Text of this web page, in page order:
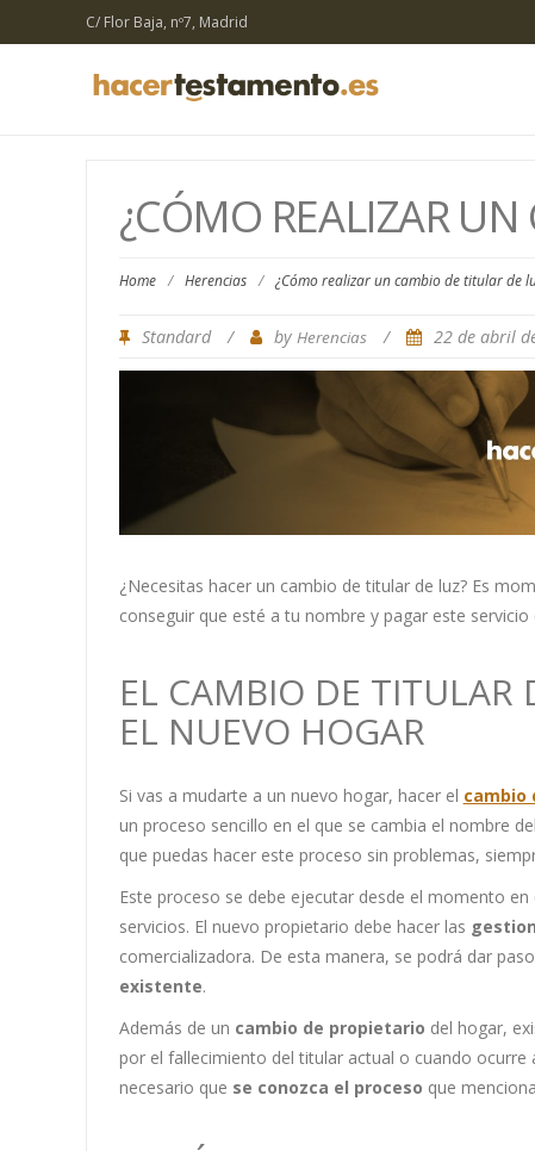
C/ Flor Baja, nº7, Madrid
¿CÓMO REALIZAR
Home / Herencias / ¿Cómo realizar un cambio de titular de
Standard / by Herencias / 22 de abril
¿Necesitas hacer un cambio de titular de luz? Es
conseguir que esté a tu nombre y pagar este
EL CAMBIO DE TITULAR
EL NUEVO HOGAR
Si vas a mudarte a un nuevo hogar, hacer el cambio
un proceso sencillo en el que se cambia el nombre
que puedas hacer este proceso sin problemas,
Este proceso se debe ejecutar desde el momento en
servicios. El nuevo propietario debe hacer las
comercializadora. De esta manera, se podrá dar
existente.
Además de un cambio de propietario del hogar,
por el fallecimiento del titular actual o cuando
necesario que se conozca el proceso que